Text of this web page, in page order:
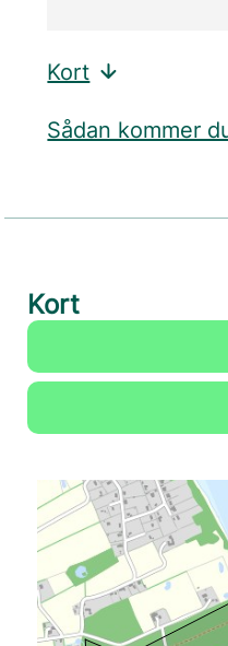
Kort
Sådan kommer
Kort